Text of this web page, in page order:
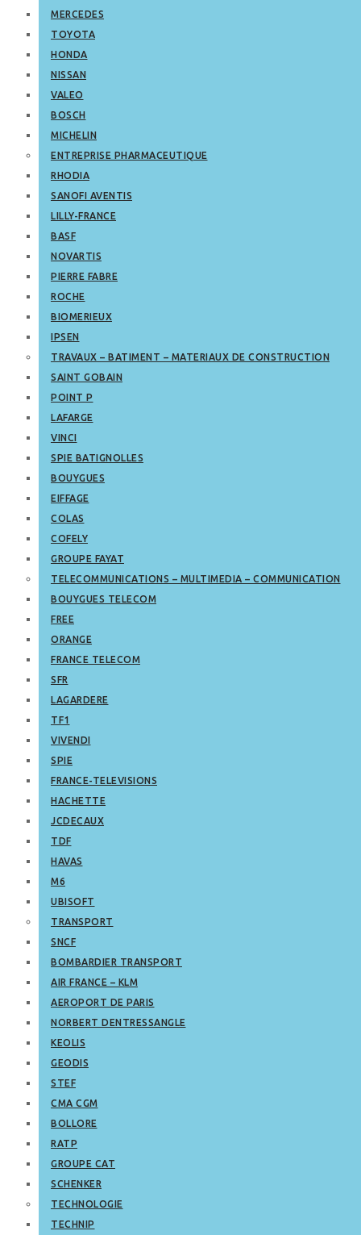
MERCEDES
TOYOTA
HONDA
NISSAN
VALEO
BOSCH
MICHELIN
ENTREPRISE PHARMACEUTIQUE
RHODIA
SANOFI AVENTIS
LILLY-FRANCE
BASF
NOVARTIS
PIERRE FABRE
ROCHE
BIOMERIEUX
IPSEN
TRAVAUX – BATIMENT – MATERIAUX DE CONSTRUCTION
SAINT GOBAIN
POINT P
LAFARGE
VINCI
SPIE BATIGNOLLES
BOUYGUES
EIFFAGE
COLAS
COFELY
GROUPE FAYAT
TELECOMMUNICATIONS – MULTIMEDIA – COMMUNICATION
BOUYGUES TELECOM
FREE
ORANGE
FRANCE TELECOM
SFR
LAGARDERE
TF1
VIVENDI
SPIE
FRANCE-TELEVISIONS
HACHETTE
JCDECAUX
TDF
HAVAS
M6
UBISOFT
TRANSPORT
SNCF
BOMBARDIER TRANSPORT
AIR FRANCE – KLM
AEROPORT DE PARIS
NORBERT DENTRESSANGLE
KEOLIS
GEODIS
STEF
CMA CGM
BOLLORE
RATP
GROUPE CAT
SCHENKER
TECHNOLOGIE
TECHNIP